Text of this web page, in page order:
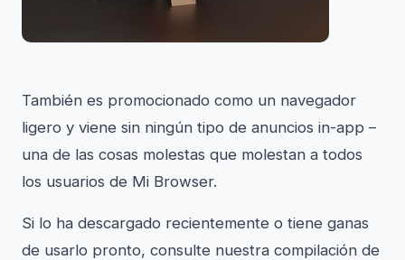
También es promocionado como un navegador
ligero y viene sin ningún tipo de anuncios in-app –
una de las cosas molestas que molestan a todos
los usuarios de Mi Browser.
Si lo ha descargado recientemente o tiene ganas
de usarlo pronto, consulte nuestra compilación de